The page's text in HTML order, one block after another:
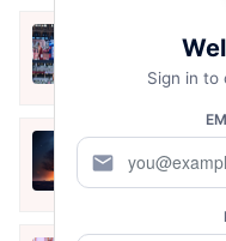
तू भी है राणा
वाहिद अली वाहिद
Aug 7, 2021
May 12, 2024
Sign in to
mail